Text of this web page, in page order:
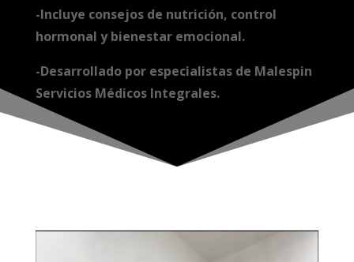
-Incluye consejos de nutrición, control
hormonal y bienestar emocional.
-Desarrollado por especialistas de Malespin
Servicios Médicos Integrales.